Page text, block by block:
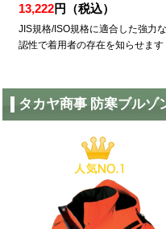
13,222円（税込）
JIS規格/ISO規格に適合した強力
認性で着用者の存在を知らせます
タカヤ商事 防寒ブルゾ